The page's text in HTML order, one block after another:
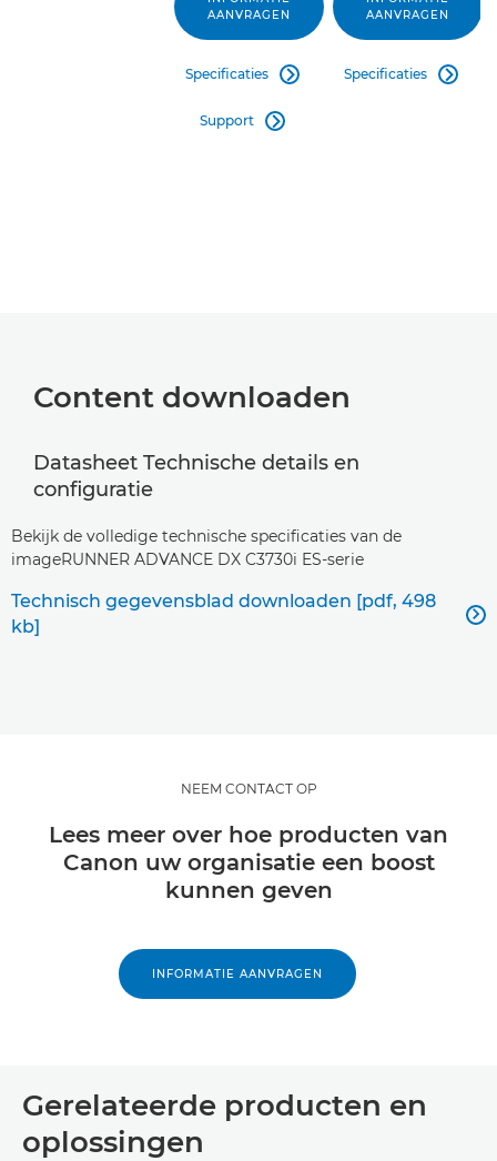
AANVRAGEN
Specificaties 
Support 
AANVRAGEN
Specificaties 
Content downloaden
Datasheet Technische details en
configuratie
Bekijk de volledige technische specificaties van de
imageRUNNER ADVANCE DX C3730i ES-serie
Technisch gegevensblad downloaden [pdf, 498
kb]

NEEM CONTACT OP
Lees meer over hoe producten van
Canon uw organisatie een boost
kunnen geven
INFORMATIE AANVRAGEN
Gerelateerde producten en
oplossingen